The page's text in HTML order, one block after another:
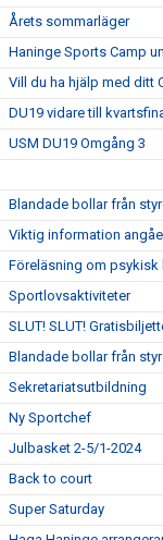
Årets sommarläger
Haninge Sports Camp
Vill du ha hjälp med ditt
DU19 vidare till
USM DU19 Omgång 3
Blandade bollar från
Viktig information
Föreläsning om psykisk
Sportlovsaktiviteter
SLUT! SLUT!
Blandade bollar från
Sekretariatsutbildning
Ny Sportchef
Julbasket 2-5/1-2024
Back to court
Super Saturday